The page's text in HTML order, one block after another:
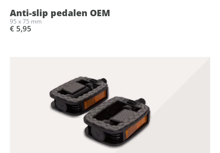
Anti-slip pedalen OEM
95 x 75 mm
€ 5,95